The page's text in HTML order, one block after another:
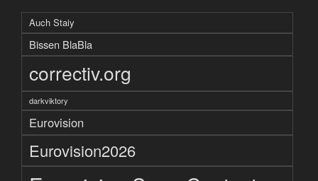
Auch Staiy
Bissen BlaBla
correctiv.org
darkviktory
Eurovision
Eurovision2026